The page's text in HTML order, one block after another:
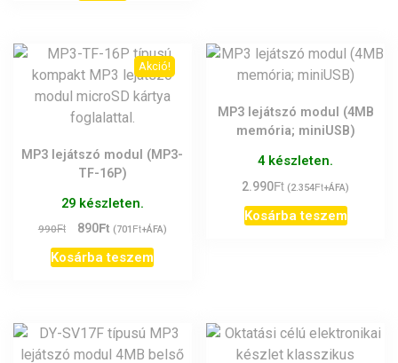
Akció!
MP3 lejátszó modul (MP3-
TF-16P)
29 készleten.
990Ft
Original
price
was:
890FtCurrent
price
is:
(701 Ft+ÁFA)
Kosárba teszem
MP3 lejátszó modul (4MB
memória; miniUSB)
4 készleten.
2.990Ft (2.354Ft+ÁFA)
Kosárba teszem